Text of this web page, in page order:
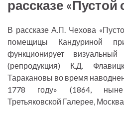
рассказе «Пустой
В рассказе А.П. Чехова
помещицы Кандуриной
функционирует
(репродукция) К.Д.
Таракановы во время
1778 году» (1864, ныне
Третьяковской Галерее,